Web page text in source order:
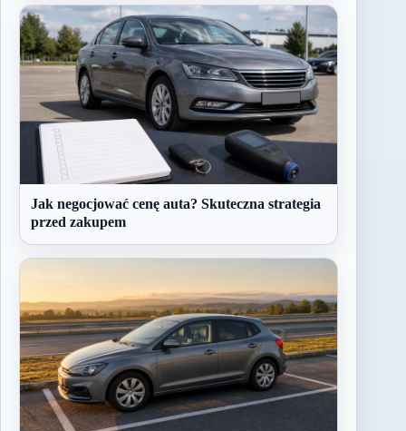
Jak negocjować cenę auta? Skuteczna strategia
przed zakupem